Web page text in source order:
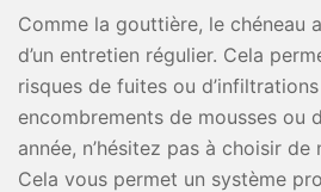
Comme la gouttière, le chéneau
d’un entretien régulier. Cela
risques de fuites ou d’infiltrations
encombrements de mousses ou
année, n’hésitez pas à choisir
Cela vous permet un système